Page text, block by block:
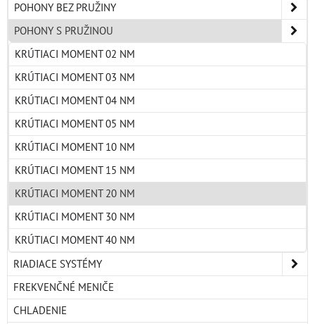
POHONY BEZ PRUŽINY
POHONY S PRUŽINOU
KRÚTIACI MOMENT 02 NM
KRÚTIACI MOMENT 03 NM
KRÚTIACI MOMENT 04 NM
KRÚTIACI MOMENT 05 NM
KRÚTIACI MOMENT 10 NM
KRÚTIACI MOMENT 15 NM
KRÚTIACI MOMENT 20 NM
KRÚTIACI MOMENT 30 NM
KRÚTIACI MOMENT 40 NM
RIADIACE SYSTÉMY
FREKVENČNÉ MENIČE
CHLADENIE